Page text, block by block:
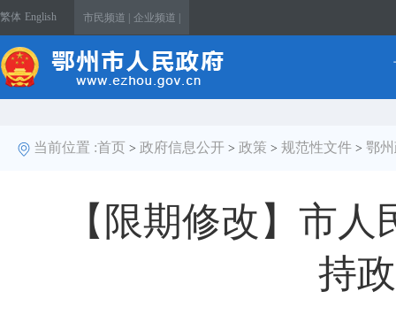
繁体 English 市民频道 | 企业频道 |
当前位置 :首页 > 政府信息公开 > 政策 > 规范性文件 > 鄂
【限期修改】市
持